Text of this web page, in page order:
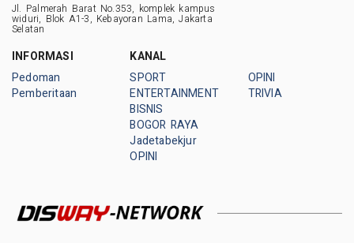
Jl. Palmerah Barat No.353, komplek kampus
widuri, Blok A1-3, Kebayoran Lama, Jakarta
Selatan
INFORMASI
Pedoman
Pemberitaan
KANAL
SPORT
ENTERTAINMENT
BISNIS
BOGOR RAYA
Jadetabekjur
OPINI
OPINI
TRIVIA